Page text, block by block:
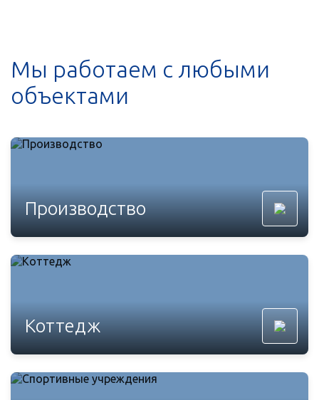
Мы работаем с любыми
объектами
Производство
Коттедж